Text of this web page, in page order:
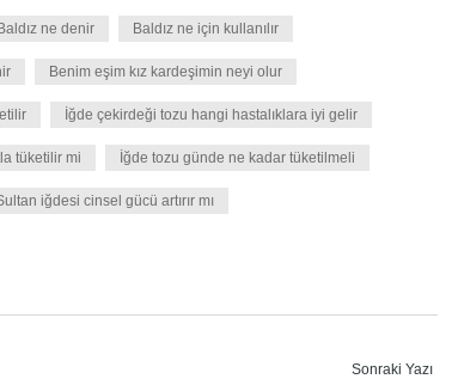
Baldız ne denir Baldız ne için kullanılır
Benim eşim kız kardeşimin neyi olur
İğde çekirdeği tozu hangi hastalıklara iyi gelir
tüketilir mi İğde tozu günde ne kadar tüketilmeli
iğdesi cinsel gücü artırır mı
Sonraki Yazı